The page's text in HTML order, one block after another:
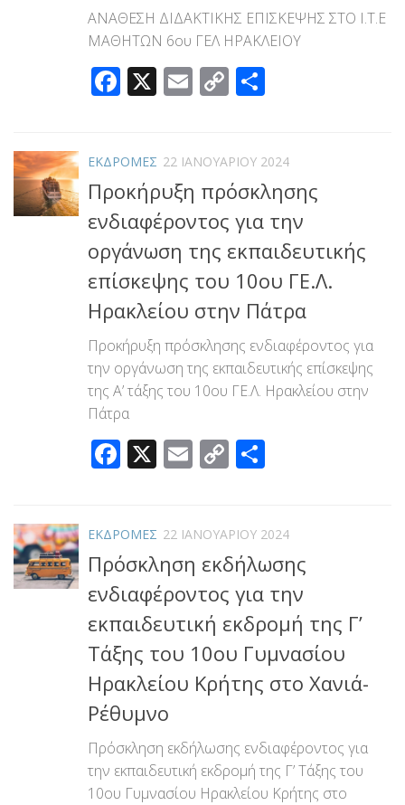
ΑΝΑΘΕΣΗ ΔΙΔΑΚΤΙΚΗΣ ΕΠΙΣΚΕΨΗΣ ΣΤΟ Ι.Τ.Ε
ΜΑΘΗΤΩΝ 6ου ΓΕΛ ΗΡΑΚΛΕΙΟΥ
Facebook
X Email
Copy
ΕΚΔΡΟΜΕΣ 22 ΙΑΝΟΥΑΡΊΟΥ 2024
Προκήρυξη πρόσκλησης
ενδιαφέροντος για την
οργάνωση της εκπαιδευτικής
επίσκεψης του 10ου ΓΕ.Λ.
Ηρακλείου στην Πάτρα
Προκήρυξη πρόσκλησης ενδιαφέροντος για
την οργάνωση της εκπαιδευτικής επίσκεψης
της Α’ τάξης του 10ου ΓΕ.Λ. Ηρακλείου στην
Πάτρα
Facebook
X Email
Copy
ΕΚΔΡΟΜΕΣ 22 ΙΑΝΟΥΑΡΊΟΥ 2024
Πρόσκληση εκδήλωσης
ενδιαφέροντος για την
εκπαιδευτική εκδρομή της Γ’
Τάξης του 10ου Γυμνασίου
Ηρακλείου Κρήτης στο Χανιά-
Ρέθυμνο
Πρόσκληση εκδήλωσης ενδιαφέροντος για
την εκπαιδευτική εκδρομή της Γ’ Τάξης του
10ου Γυμνασίου Ηρακλείου Κρήτης στο